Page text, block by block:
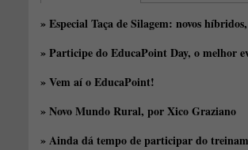
» Especial Taça de Silagem: novos
» Participe do EducaPoint Day, o melhor
» Vem aí o EducaPoint!
» Novo Mundo Rural, por Xico Graziano
» Ainda dá tempo de participar do